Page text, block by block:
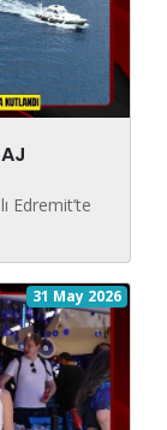
Edremit’te
31 May 2026